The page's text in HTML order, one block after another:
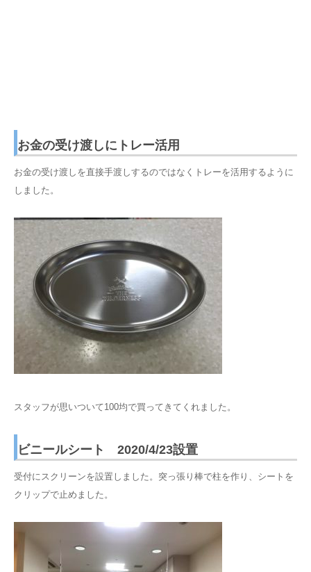
お金の受け渡しにトレー活用
お金の受け渡しを直接手渡しするのではなくトレーを活用するように
しました。
スタッフが思いついて100均で買ってきてくれました。
ビニールシート 2020/4/23設置
受付にスクリーンを設置しました。突っ張り棒で柱を作り、シートを
クリップで止めました。